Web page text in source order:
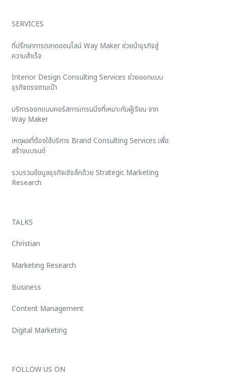
SERVICES
ที่ปรึกษาการตลาดออนไลน์ Way Maker ช่วยนำธุรกิจสู่
ความสำเร็จ
Interior Design Consulting Services ช่วยออกแบบ
ธุรกิจตรงตามเป้า
บริการออกแบบคอร์สการเทรนนิ่งที่เหมาะกับผู้เรียน จาก
Way Maker
เหตุผลที่ต้องใช้บริการ Brand Consulting Services เพื่อ
สร้างแบรนด์
รวบรวมข้อมูลธุรกิจเชิงลึกด้วย Strategic Marketing
Research
TALKS
Christian
Marketing Research
Business
Content Management
Digital Marketing
FOLLOW US ON